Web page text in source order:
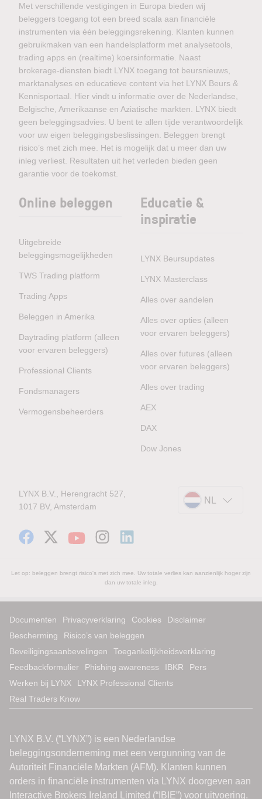
Met verschillende vestigingen in Europa bieden wij
beleggers toegang tot een breed scala aan financiële
instrumenten via één beleggingsrekening. Klanten kunnen
gebruikmaken van een handelsplatform met analysetools,
trading apps en (realtime) koersinformatie. Naast
brokerage-diensten biedt LYNX toegang tot beursnieuws,
marktanalyses en educatieve content via het LYNX Beurs &
Kennisportaal. Hier vindt u informatie over de Nederlandse,
Belgische, Amerikaanse en Aziatische markten. LYNX biedt
geen beleggingsadvies. U bent te allen tijde verantwoordelijk
voor uw eigen beleggingsbeslissingen. Beleggen brengt
risico’s met zich mee. Het is mogelijk dat u meer dan uw
inleg verliest. Resultaten uit het verleden bieden geen
garantie voor de toekomst.
Online beleggen
Uitgebreide
beleggingsmogelijkheden
TWS Trading platform
Trading Apps
Beleggen in Amerika
Daytrading platform (alleen
voor ervaren beleggers)
Professional Clients
Fondsmanagers
Vermogensbeheerders
Educatie &
inspiratie
LYNX Beursupdates
LYNX Masterclass
Alles over aandelen
Alles over opties (alleen
voor ervaren beleggers)
Alles over futures (alleen
voor ervaren beleggers)
Alles over trading
AEX
DAX
Dow Jones
LYNX B.V., Herengracht 527,
1017 BV, Amsterdam
NL
Let op: beleggen brengt risico's met zich mee. Uw totale verlies kan aanzienlijk hoger zijn
dan uw totale inleg.
Documenten Privacyverklaring Cookies
Disclaimer
Bescherming
Risico’s van beleggen
Beveiligingsaanbevelingen
Toegankelijkheidsverklaring
Feedbackformulier
Phishing awareness IBKR
Pers
Werken bij LYNX
LYNX Professional Clients
Real Traders Know